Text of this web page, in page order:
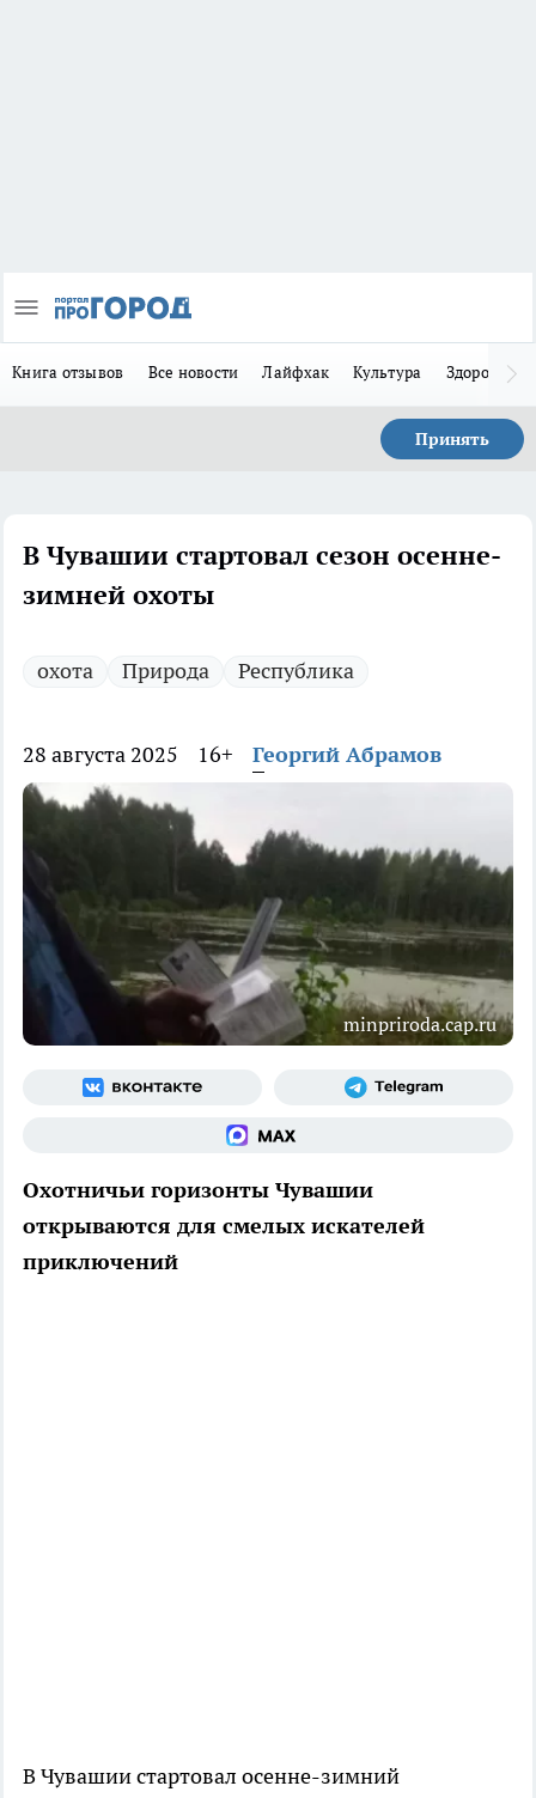
Книга отзывов Все новости Лайфхак Культура Здоровье
Принять
В Чувашии стартовал сезон осенне-
зимней охоты
охота Природа Республика
28 августа 2025 16+ Георгий Абрамов
minpriroda.cap.ru
Охотничьи горизонты Чувашии
открываются для смелых искателей
приключений
В Чувашии стартовал осенне-зимний